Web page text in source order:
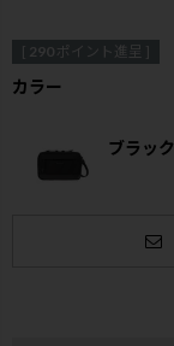
[ 290 ポイント進呈 ]
カラー
ブラック